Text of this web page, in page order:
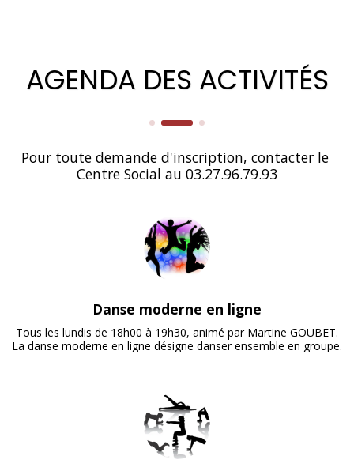
AGENDA DES ACTIVITÉS
Pour toute demande d'inscription, contacter le
Centre Social au 03.27.96.79.93
Danse moderne en ligne
Tous les lundis de 18h00 à 19h30, animé par Martine GOUBET.
La danse moderne en ligne désigne danser ensemble en groupe.